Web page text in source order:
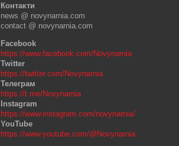
Контакти
news @ novynarnia.com
contact @ novynarnia.com
Facebook
https://www.facebook.com/Novynarnia
Twitter
https://twitter.com/Novynarnia
Телеграм
https://t.me/Novynarnia
Instagram
https://www.instagram.com/novynarnia/
YouTube
https://www.youtube.com/@Novynarnia